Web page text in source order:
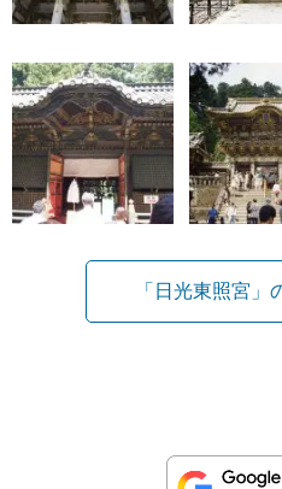
「日光東照宮」